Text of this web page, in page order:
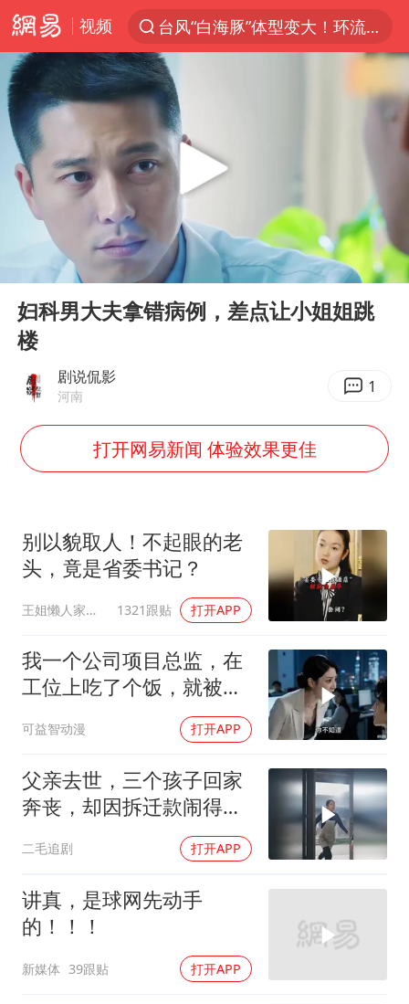
视频
台风“白海豚”体型变大！环流面积接近13个浙江那么大
上半年我国机械工业经济运行稳中有进
汪峰阻止14岁女儿买大牌
官方通报教师招聘笔试前13名被淘汰
泰国校园枪击案死亡人数升至7人
陕西省委书记赶赴柞水县杏坪镇
女孩摆摊卖菌子时收到北大通知书
公司“上四休三”但要降薪1000元
A股收盘：三大指数均涨超1%
朱雨玲晋级WTT横滨冠军赛女单八强
东方之约 相约未来
Play
00:00 05:32
妇科男大夫拿错病例，差点让小姐姐跳
楼
剧说侃影
河南 1
打开网易新闻 体验效果更佳
别以貌取人！不起眼的老
头，竟是省委书记？
王姐懒人家常菜 1321跟贴 打开APP
我一个公司项目总监，在
工位上吃了个饭，就被新
可益智动漫 打开APP
父亲去世，三个孩子回家
奔丧，却因拆迁款闹得死
二毛追剧 打开APP
讲真，是球网先动手
的！！！
新媒体 39跟贴 打开APP